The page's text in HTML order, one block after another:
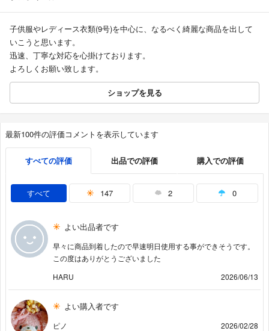
子供服やレディース衣類(9号)を中心に、なるべく綺麗な商品を出して
いこうと思います。
迅速、丁寧な対応を心掛けております。
よろしくお願い致します。
ショップを見る
最新100件の評価コメントを表示しています
すべての評価 出品での評価 購入での評価
すべて 147 2 0
よい出品者です
早々に商品到着したので早速明日使用する事ができそうです。
この度はありがとうございました
HARU
2026/06/13
よい購入者です
ピノ 2026/02/28